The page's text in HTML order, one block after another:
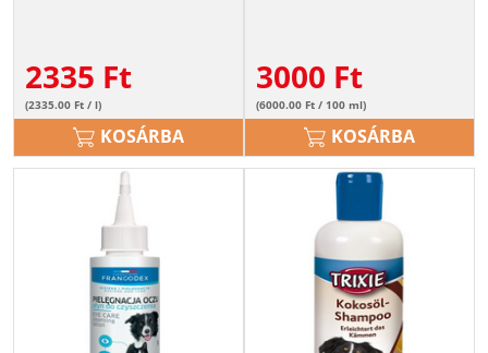
2335 Ft
(2335.00 Ft / l)
KOSÁRBA
3000 Ft
(6000.00 Ft / 100 ml)
KOSÁRBA